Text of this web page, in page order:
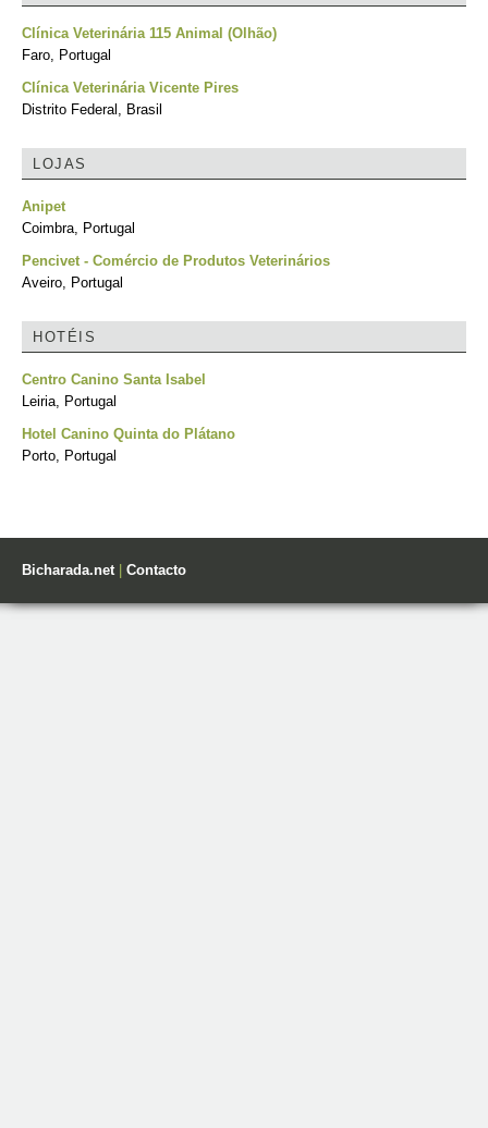
Clínica Veterinária 115 Animal (Olhão)
Faro, Portugal
Clínica Veterinária Vicente Pires
Distrito Federal, Brasil
LOJAS
Anipet
Coimbra, Portugal
Pencivet - Comércio de Produtos Veterinários
Aveiro, Portugal
HOTÉIS
Centro Canino Santa Isabel
Leiria, Portugal
Hotel Canino Quinta do Plátano
Porto, Portugal
Bicharada.net| Contacto